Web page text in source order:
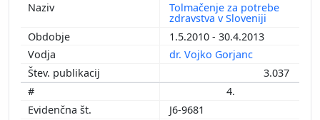
Tolmačenje za potrebe
zdravstva v Sloveniji
1.5.2010 - 30.4.2013
dr. Vojko Gorjanc
3.037
4.
J6-9681